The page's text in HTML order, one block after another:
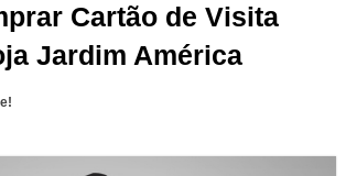
Cartão de Visita
Jardim América